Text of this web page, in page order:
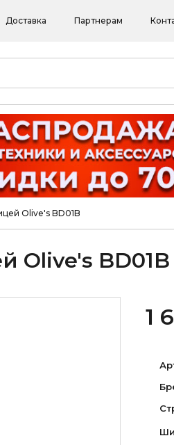
Доставка Партнерам
Olive's BD01B
Olive's BD01B
1